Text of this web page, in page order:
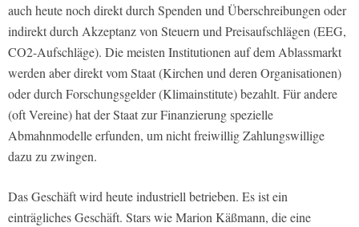
auch heute noch direkt durch Spenden und Überschreibungen oder
indirekt durch Akzeptanz von Steuern und Preisaufschlägen (EEG,
CO2-Aufschläge). Die meisten Institutionen auf dem Ablassmarkt
werden aber direkt vom Staat (Kirchen und deren Organisationen)
oder durch Forschungsgelder (Klimainstitute) bezahlt. Für andere
(oft Vereine) hat der Staat zur Finanzierung spezielle
Abmahnmodelle erfunden, um nicht freiwillig Zahlungswillige
dazu zu zwingen.
Das Geschäft wird heute industriell betrieben. Es ist ein
einträgliches Geschäft. Stars wie Marion Käßmann, die eine